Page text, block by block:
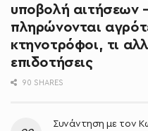
υποβολή αιτήσεων
πληρώνονται
κτηνοτρόφοι, τι
επιδοτήσεις
90 SHARES
Συνάντηση με τον